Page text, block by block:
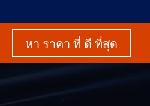
หา ราคา ที่ ดี ที่สุด